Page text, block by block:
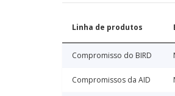
Linha de produtos
Compromisso do BIRD
Compromissos da AID